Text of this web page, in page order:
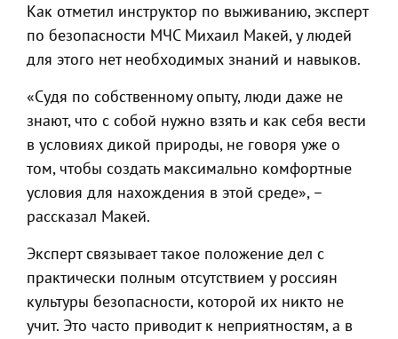
Как отметил инструктор по выживанию, эксперт
по безопасности МЧС Михаил Макей, у людей
для этого нет необходимых знаний и навыков.
«Судя по собственному опыту, люди даже не
знают, что с собой нужно взять и как себя вести
в условиях дикой природы, не говоря уже о
том, чтобы создать максимально комфортные
условия для нахождения в этой среде», –
рассказал Макей.
Эксперт связывает такое положение дел с
практически полным отсутствием у россиян
культуры безопасности, которой их никто не
учит. Это часто приводит к неприятностям, а в